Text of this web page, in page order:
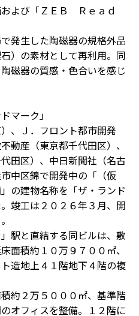
よび「ＺＥＢ Ｒｅａｄ
発生した陶磁器の規格外品
）の素材として再利用。同
磁器の質感・色合いを感じ
マーク」
、Ｊ．フロント都市開発
動産（東京都千代田区）、
田区）、中日新聞社（名古
中区錦で開発中の「（仮
の建物名称を「ザ・ランド
竣工は２０２６年３月、開
駅と直結する同ビルは、敷
面積約１０万９７００㎡、
造地上４１階地下４階の複
約２万５０００㎡、基準階
オフィスを整備。１２階に